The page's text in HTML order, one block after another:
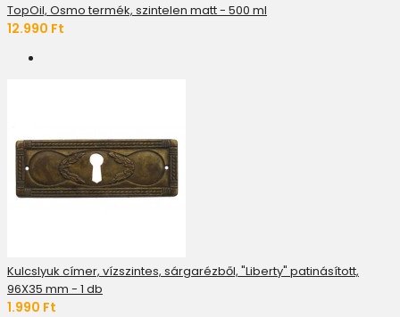
TopOil, Osmo termék, szintelen matt - 500 ml
12.990 Ft
Kulcslyuk címer, vízszintes, sárgarézből, "Liberty" patinásított,
96X35 mm - 1 db
1.990 Ft